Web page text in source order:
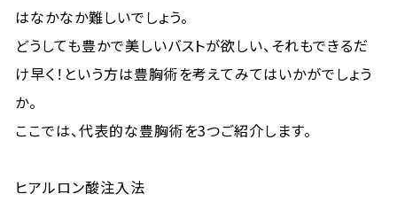
はなかなか難しいでしょう。
どうしても豊かで美しいバストが欲しい、それもできるだ
け早く！という方は豊胸術を考えてみてはいかがでしょう
か。
ここでは、代表的な豊胸術を3つご紹介します。
ヒアルロン酸注入法